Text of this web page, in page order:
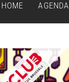
HOME AGENDA